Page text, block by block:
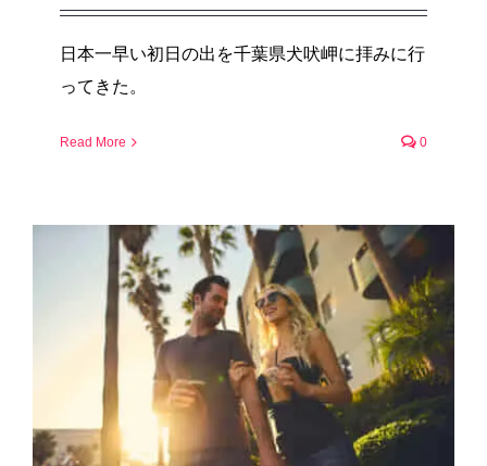
日本一早い初日の出を千葉県犬吠岬に拝みに行
ってきた。
Read More 0